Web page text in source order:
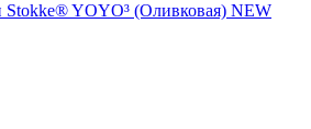
Stokke® YOYO³ (Оливковая) NEW